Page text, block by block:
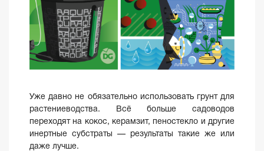
Уже давно не обязательно использовать грунт для
растениеводства. Всё больше садоводов
переходят на кокос, керамзит, пеностекло и другие
инертные субстраты — результаты такие же или
даже лучше.